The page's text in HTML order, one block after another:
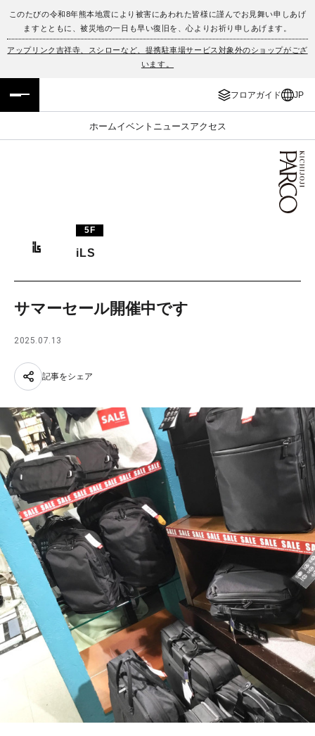
このたびの令和8年熊本地震により被害にあわれた皆様に謹んでお見舞い申しあげ
ますとともに、被災地の一日も早い復旧を、心よりお祈り申しあげます。
アップリンク吉祥寺、スシローなど、提携駐車場サービス対象外のショップがござ
います。
フロアガイド JP
ホームイベント ニュース アクセス
フロアガイド
イベント・ポップアップ
ニュース
PARCOメンバーズ
ENGLISH
簡体字
한국어
5F
iLS
サマーセール開催中です
2025.07.13
記事をシェア